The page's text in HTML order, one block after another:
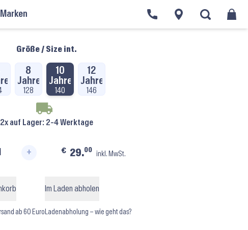
Marken
Wickeljacken Mädchen
Größe / Size int.
8
Jahre
128
10
Jahre
140
12
Jahre
146
2x auf Lager: 2-4 Werktage
+ € 29.00
inkl. MwSt.
ab 60 Euro
Im Laden abholen
Ladenabholung – wie geht das?